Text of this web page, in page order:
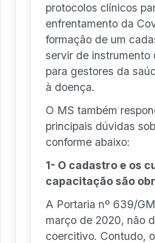
protocolos clínicos
enfrentamento da
formação de um
servir de instrumento
para gestores da
à doença.
O MS também
principais dúvidas
conforme abaixo:
1- O cadastro e os
capacitação são
A Portaria nº 639/
março de 2020, não
coercitivo. Contudo,